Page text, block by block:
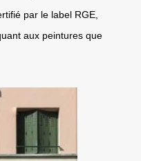
par le label RGE,
aux peintures que